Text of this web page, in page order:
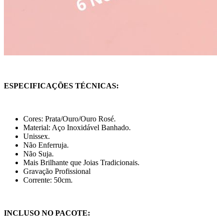
ESPECIFICAÇÕES TÉCNICAS:
Cores: Prata/Ouro/Ouro Rosé.
Material: Aço Inoxidável Banhado.
Unissex.
Não Enferruja.
Não Suja.
Mais Brilhante que Joias Tradicionais.
Gravação Profissional
Corrente: 50cm.
INCLUSO NO PACOTE: